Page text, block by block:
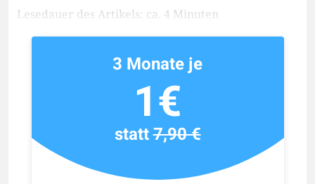
Lesedauer des Artikels: ca. 4 Minuten
3 Monate je
1€
statt7,90 €